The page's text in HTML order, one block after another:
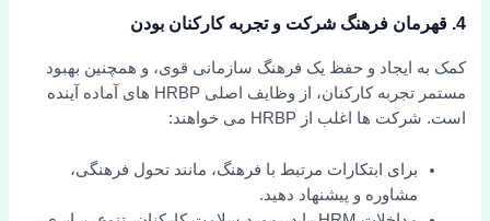
4. قهرمان فرهنگ شرکت و تجربه کارکنان بودن
کمک به ایجاد و حفظ یک فرهنگ سازمانی قوی، و همچنین بهبود
مستمر تجربه کارکنان، از وظایف اصلی HRBP های آماده آینده
است. شرکت ها اغلب از HRBP می خواهند:
برای ابتکارات مرتبط با فرهنگ، مانند تحول فرهنگی،
مشاوره و پیشنهاد دهید.